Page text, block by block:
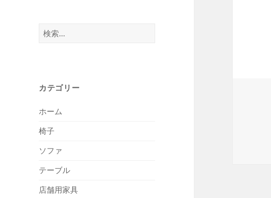
検
索:
カテゴリー
ホーム
椅子
ソファ
テーブル
店舗用家具